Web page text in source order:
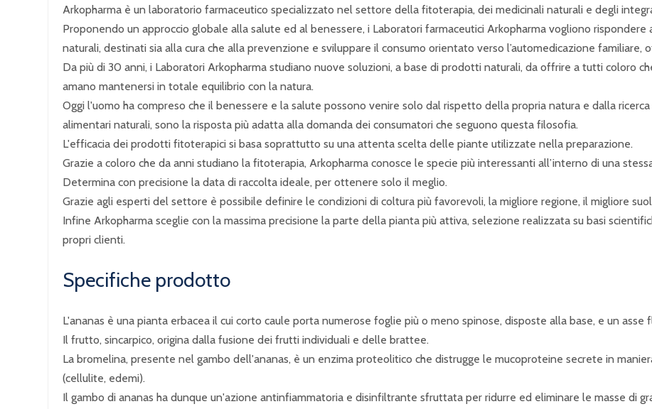
Arkopharma è un laboratorio farmaceutico specializzato nel settore della fitoterapia, dei medicinali naturali e degli
Proponendo un approccio globale alla salute ed al benessere, i Laboratori farmaceutici Arkopharma vogliono
naturali, destinati sia alla cura che alla prevenzione e sviluppare il consumo orientato verso l’automedicazione
Da più di 30 anni, i Laboratori Arkopharma studiano nuove soluzioni, a base di prodotti naturali, da offrire a tutti coloro
amano mantenersi in totale equilibrio con la natura.
Oggi l'uomo ha compreso che il benessere e la salute possono venire solo dal rispetto della propria natura e dalla
alimentari naturali, sono la risposta più adatta alla domanda dei consumatori che seguono questa filosofia.
L'efficacia dei prodotti fitoterapici si basa soprattutto su una attenta scelta delle piante utilizzate nella preparazione.
Grazie a coloro che da anni studiano la fitoterapia, Arkopharma conosce le specie più interessanti all’interno di una
Determina con precisione la data di raccolta ideale, per ottenere solo il meglio.
Grazie agli esperti del settore è possibile definire le condizioni di coltura più favorevoli, la migliore regione, il migliore
Infine Arkopharma sceglie con la massima precisione la parte della pianta più attiva, selezione realizzata su basi
propri clienti.
Specifiche prodotto
L'ananas è una pianta erbacea il cui corto caule porta numerose foglie più o meno spinose, disposte alla base, e un
Il frutto, sincarpico, origina dalla fusione dei frutti individuali e delle brattee.
La bromelina, presente nel gambo dell'ananas, è un enzima proteolitico che distrugge le mucoproteine secrete in
(cellulite, edemi).
Il gambo di ananas ha dunque un'azione antinfiammatoria e disinfiltrante sfruttata per ridurre ed eliminare le masse di